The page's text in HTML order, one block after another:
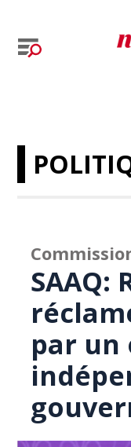
SAAQ:
par un